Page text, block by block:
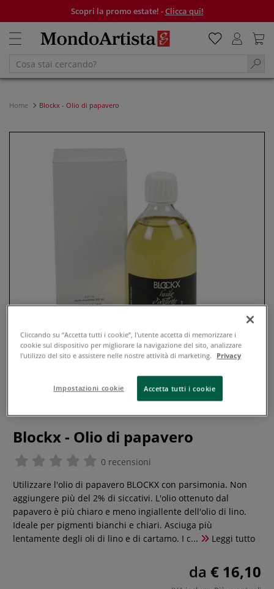
Scopri la promo estate! -Clicca qui!
Home Blockx - Olio di papavero
Blockx - Olio di papavero
0 recensioni
Utilizzare l'olio di papavero BLOCKX con parsimonia. Non
aggiungere più del 2% di siccativi. L'olio ottenuto dal
papavero è più chiaro e meno ingiallente dell'olio di lino.
Ideale per pigmenti bianchi e chiari. Asciuga più
lentamente degli oli di lino e di cartamo. I c...
Leggi tutto
da € 16,10
Cliccando su “Accetta tutti i cookie”, l'utente accetta di memorizzare i
cookie sul dispositivo per migliorare la navigazione del sito, analizzare
l'utilizzo del sito e assistere nelle nostre attività di marketing.
Privacy
Impostazioni cookie Accetta tutti i cookie